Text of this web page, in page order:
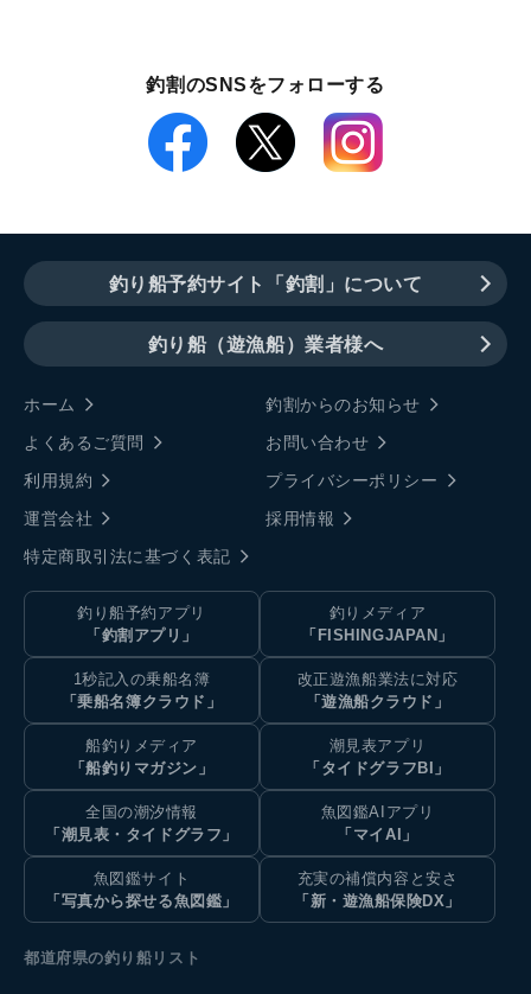
釣割のSNSをフォローする
釣り船予約サイト「釣割」について
釣り船（遊漁船）業者様へ
ホーム
釣割からのお知らせ
よくあるご質問
お問い合わせ
利用規約
プライバシーポリシー
運営会社
採用情報
特定商取引法に基づく表記
釣り船予約アプリ
「釣割アプリ」
釣りメディア
「FISHINGJAPAN」
1秒記入の乗船名簿
「乗船名簿クラウド」
改正遊漁船業法に対応
「遊漁船クラウド」
船釣りメディア
「船釣りマガジン」
潮見表アプリ
「タイドグラフBI」
全国の潮汐情報
「潮見表・タイドグラフ」
魚図鑑AIアプリ
「マイAI」
魚図鑑サイト
「写真から探せる魚図鑑」
充実の補償内容と安さ
「新・遊漁船保険DX」
都道府県の釣り船リスト